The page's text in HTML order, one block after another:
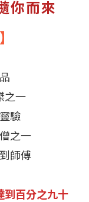
你而來
之一
驗
之一
師傅
到百分之九十